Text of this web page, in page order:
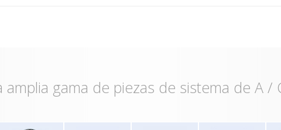
amplia gama de piezas de sistema de A /